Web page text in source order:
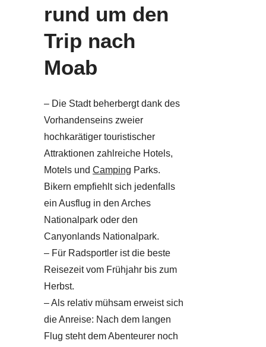
rund um den
Trip nach
Moab
– Die Stadt beherbergt dank des
Vorhandenseins zweier
hochkarätiger touristischer
Attraktionen zahlreiche Hotels,
Motels und Camping Parks.
Bikern empfiehlt sich jedenfalls
ein Ausflug in den Arches
Nationalpark oder den
Canyonlands Nationalpark.
– Für Radsportler ist die beste
Reisezeit vom Frühjahr bis zum
Herbst.
– Als relativ mühsam erweist sich
die Anreise: Nach dem langen
Flug steht dem Abenteurer noch